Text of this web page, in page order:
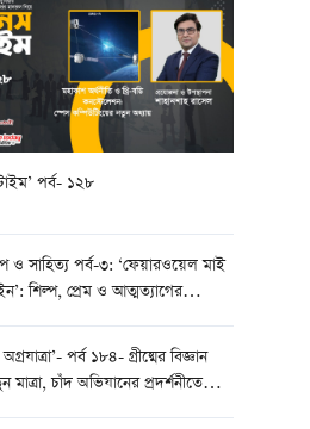
‘বিজনেস টাইম’ পর্ব- ১২৮
৩: ‘ফেয়ারওয়েল মাই
শিল্প, প্রেম ও আত্মত্যাগের
পর্ব ১৮৪- গ্রীষ্মের বিজ্ঞান
মাত্রা, চাঁদ অভিযানের প্রদর্শনীতে